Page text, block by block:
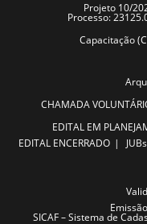
Projeto 10/
Processo:
Capacitação
CHAMADA
EDITAL EM
EDITAL ENCERRADO
SICAF – Sistema de